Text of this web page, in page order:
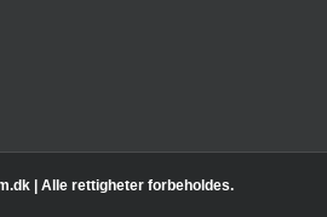
| Alle rettigheter forbeholdes.